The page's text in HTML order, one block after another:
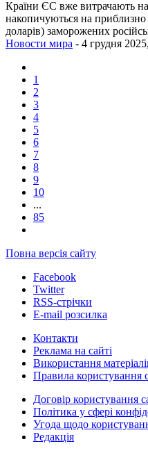
Країни ЄС вже витрачають на
накопичуються на
доларів) заморожених
Новости мира - 4 грудня
1
2
3
4
5
6
7
8
9
10
...
85
Повна версія сайту
Facebook
Twitter
RSS-стрічки
E-mail розсилка
Контакти
Реклама на сайті
Використання
Правила користування
Договір користування
Політика у сфері
Угода щодо
Редакція